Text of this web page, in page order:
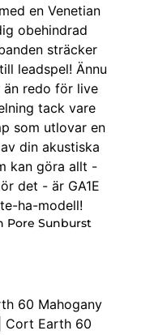
Pore Sunburst